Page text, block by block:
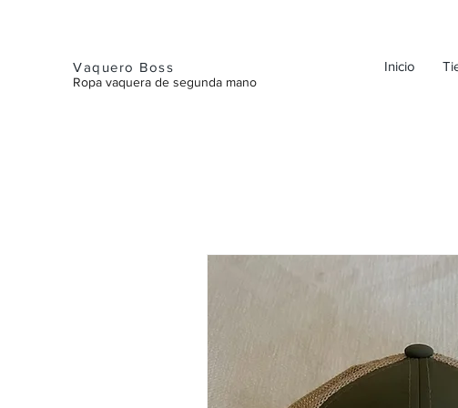
Vaquero Boss
Ropa vaquera de segunda mano
Inicio